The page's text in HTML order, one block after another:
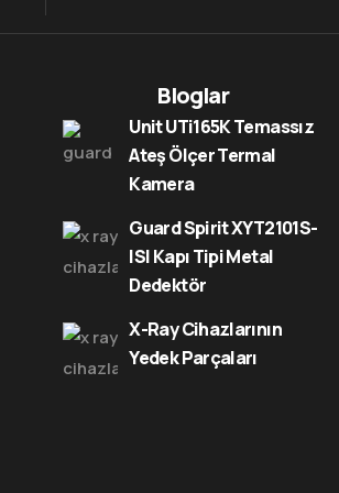
Bloglar
Unit UTi165K Temassız
Ateş Ölçer Termal
Kamera
Guard Spirit XYT2101S-
ISI Kapı Tipi Metal
Dedektör
X-Ray Cihazlarının
Yedek Parçaları